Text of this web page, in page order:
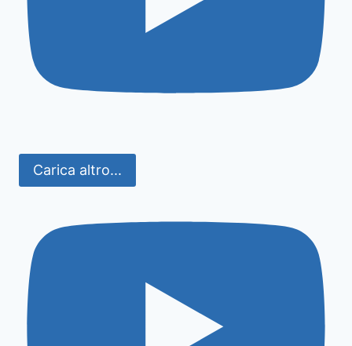
Carica altro...